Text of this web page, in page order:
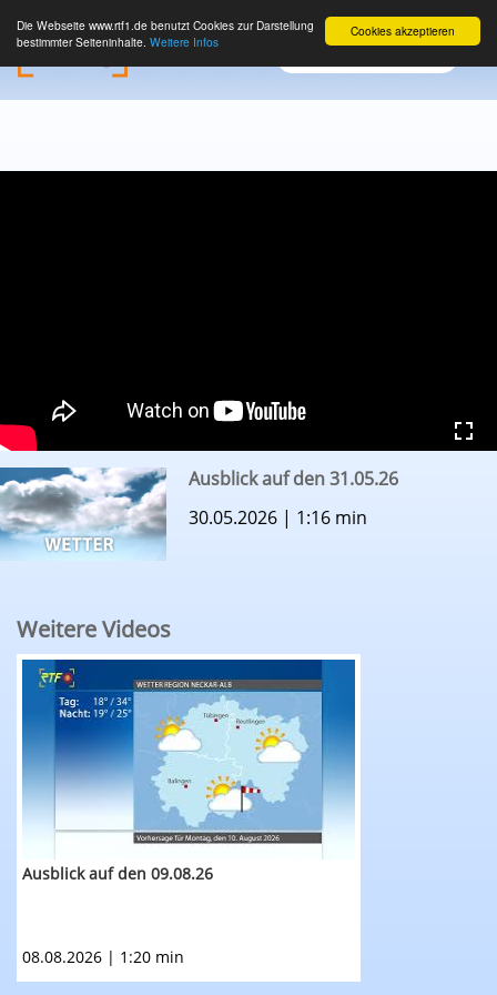
Cookies akzeptieren
Die Webseite www.rtf1.de benutzt Cookies zur Darstellung
bestimmter Seiteninhalte. Weitere Infos
Ausblick auf den 31.05.26
30.05.2026 | 1:16 min
Weitere Videos
RTF.1-Wetter: Ausblick auf den 09.08.26
Ausblick auf den 09.08.26
08.08.2026 | 1:20 min